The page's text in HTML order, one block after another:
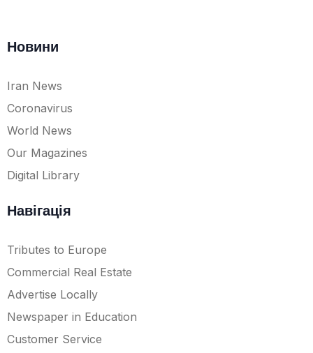
Новини
Iran News
Coronavirus
World News
Our Magazines
Digital Library
Навігація
Tributes to Europe
Commercial Real Estate
Advertise Locally
Newspaper in Education
Customer Service